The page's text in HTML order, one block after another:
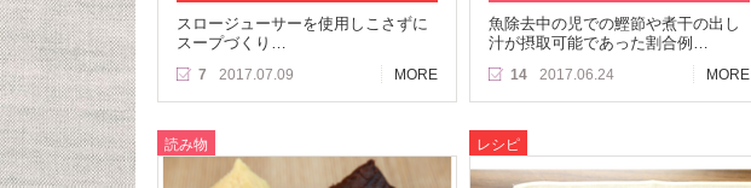
スロージューサーを使用しこさずに
スープづくり…
7 2017.07.09 MORE
魚除去中の児での鰹節や煮干の出し
汁が摂取可能であった割合例…
14 2017.06.24 MORE
読み物 レシピ